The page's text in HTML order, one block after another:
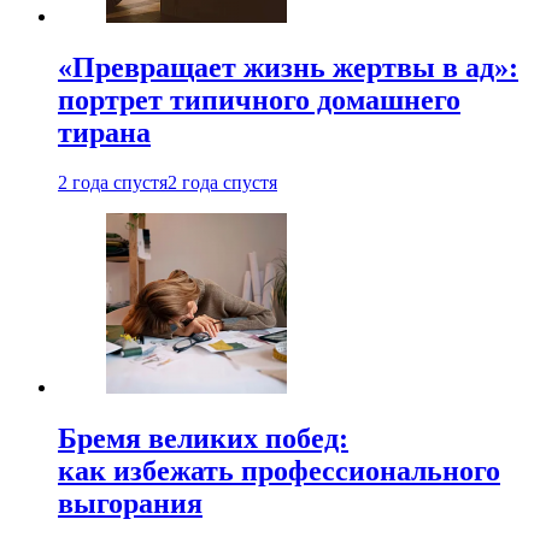
«Превращает жизнь жертвы в ад»:
портрет типичного домашнего
тирана
2 года спустя2 года спустя
Бремя великих побед:
как избежать профессионального
выгорания